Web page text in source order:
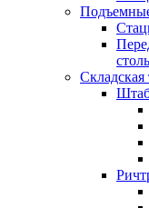
Складская